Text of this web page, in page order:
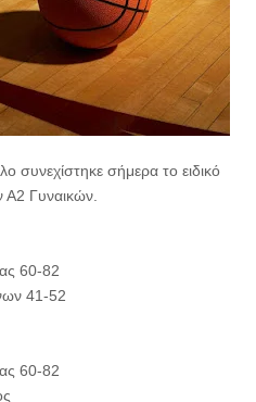
συνεχίστηκε σήμερα το ειδικό
Γυναικών.
60-82
41-52
60-82